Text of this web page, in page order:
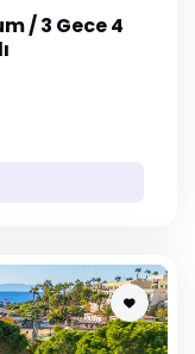
/ 3 Gece 4